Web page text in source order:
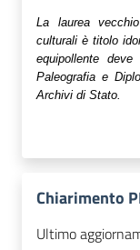
La laurea
culturali è titolo
equipollente
Paleografia e
Archivi di Stato.
Chiarimento
Ultimo